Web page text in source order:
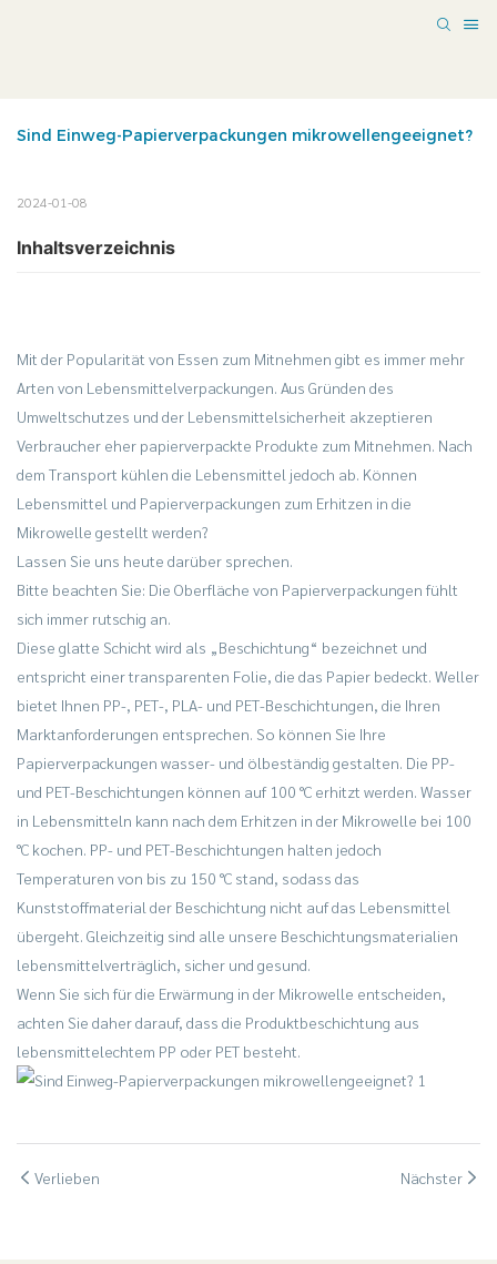
Sind Einweg-Papierverpackungen mikrowellengeeignet?
2024-01-08
Inhaltsverzeichnis
Mit der Popularität von Essen zum Mitnehmen gibt es immer mehr
Arten von Lebensmittelverpackungen. Aus Gründen des
Umweltschutzes und der Lebensmittelsicherheit akzeptieren
Verbraucher eher papierverpackte Produkte zum Mitnehmen. Nach
dem Transport kühlen die Lebensmittel jedoch ab. Können
Lebensmittel und Papierverpackungen zum Erhitzen in die
Mikrowelle gestellt werden?
Lassen Sie uns heute darüber sprechen.
Bitte beachten Sie: Die Oberfläche von Papierverpackungen fühlt
sich immer rutschig an.
Diese glatte Schicht wird als „Beschichtung“ bezeichnet und
entspricht einer transparenten Folie, die das Papier bedeckt. Weller
bietet Ihnen PP-, PET-, PLA- und PET-Beschichtungen, die Ihren
Marktanforderungen entsprechen. So können Sie Ihre
Papierverpackungen wasser- und ölbeständig gestalten. Die PP-
und PET-Beschichtungen können auf 100 °C erhitzt werden. Wasser
in Lebensmitteln kann nach dem Erhitzen in der Mikrowelle bei 100
°C kochen. PP- und PET-Beschichtungen halten jedoch
Temperaturen von bis zu 150 °C stand, sodass das
Kunststoffmaterial der Beschichtung nicht auf das Lebensmittel
übergeht. Gleichzeitig sind alle unsere Beschichtungsmaterialien
lebensmittelverträglich, sicher und gesund.
Wenn Sie sich für die Erwärmung in der Mikrowelle entscheiden,
achten Sie daher darauf, dass die Produktbeschichtung aus
lebensmittelechtem PP oder PET besteht.
Verlieben Nächster